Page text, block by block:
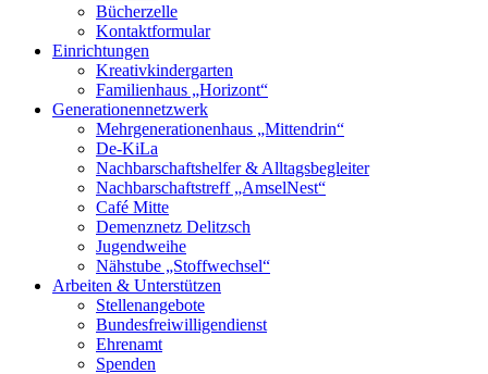
Bücherzelle
Kontaktformular
Einrichtungen
Kreativkindergarten
Familienhaus „Horizont“
Generationennetzwerk
Mehrgenerationenhaus „Mittendrin“
De-KiLa
Nachbarschaftshelfer & Alltagsbegleiter
Nachbarschaftstreff „AmselNest“
Café Mitte
Demenznetz Delitzsch
Jugendweihe
Nähstube „Stoffwechsel“
Arbeiten & Unterstützen
Stellenangebote
Bundesfreiwilligendienst
Ehrenamt
Spenden